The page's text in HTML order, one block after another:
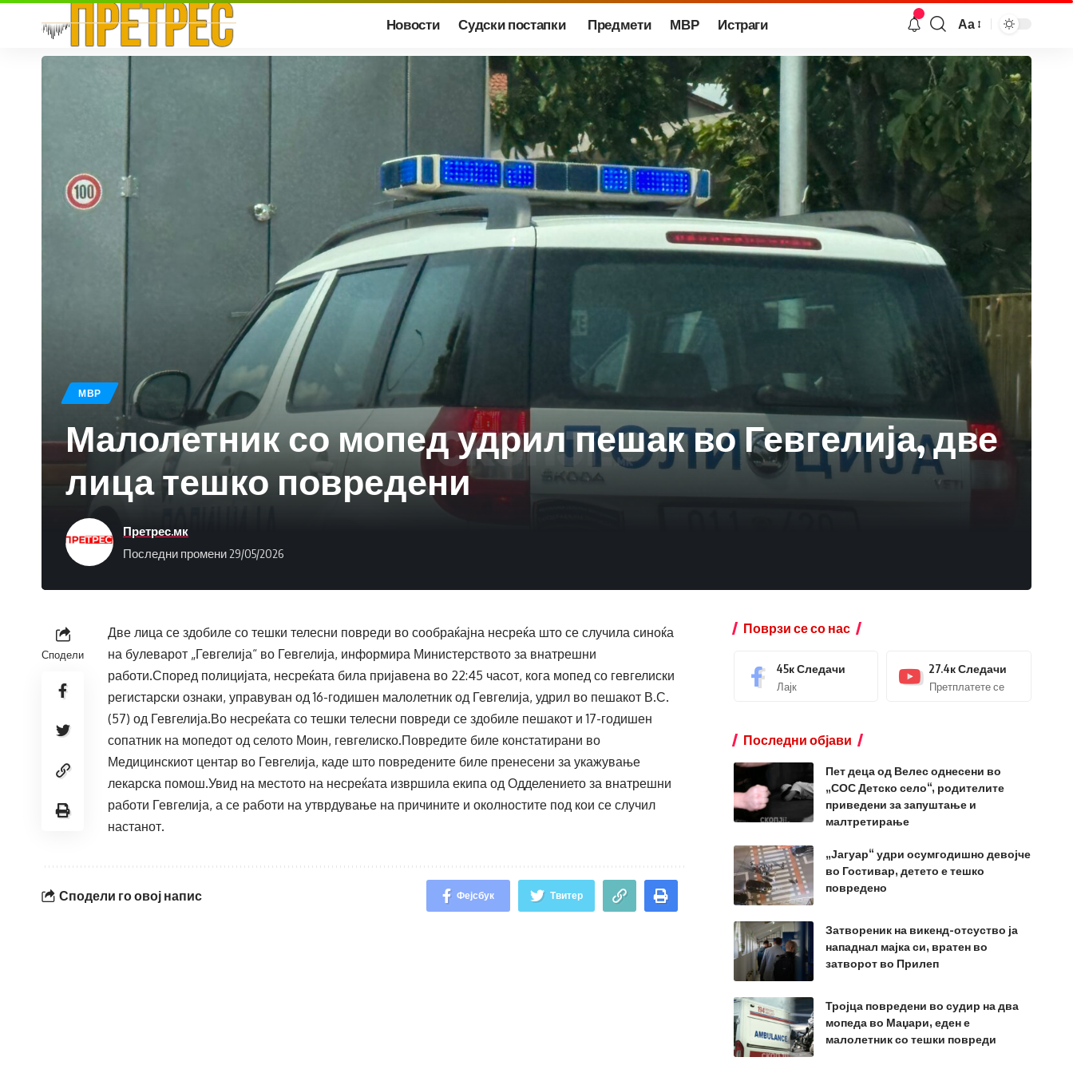
Новости Судски постапки Предмети МВР Истраги Аа
МВР
Малолетник со мопед удрил пешак во Гевгелија, две
лица тешко повредени
Последни промени 29/05/2026
Претрес.мк
Сподели
Две лица се здобиле со тешки телесни повреди во сообраќајна несреќа што се случила синоќа
на булеварот „Гевгелија“ во Гевгелија, информира Министерството за внатрешни
работи.Според полицијата, несреќата била пријавена во 22:45 часот, кога мопед со гевгелиски
регистарски ознаки, управуван од 16-годишен малолетник од Гевгелија, удрил во пешакот В.С.
(57) од Гевгелија.Во несреќата со тешки телесни повреди се здобиле пешакот и 17-годишен
сопатник на мопедот од селото Моин, гевгелиско.Повредите биле констатирани во
Медицинскиот центар во Гевгелија, каде што повредените биле пренесени за укажување
лекарска помош.Увид на местото на несреќата извршила екипа од Одделението за внатрешни
работи Гевгелија, а се работи на утврдување на причините и околностите под кои се случил
настанот.
Сподели го овој напис Фејсбук Твитер
Поврзи се со нас
45кСледачи
Лајк
27.4кСледачи
Претплатете се
Последни објави
Пет деца од Велес однесени во
„СОС Детско село“, родителите
приведени за запуштање и
малтретирање
„Јагуар“ удри осумгодишно девојче
во Гостивар, детето е тешко
повредено
Затвореник на викенд-отсуство ја
нападнал мајка си, вратен во
затворот во Прилеп
Тројца повредени во судир на два
мопеда во Маџари, еден е
малолетник со тешки повреди